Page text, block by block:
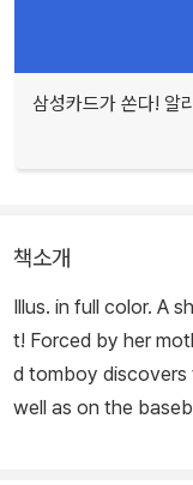
삼성카드가 쏜다! 알
책소개
Illus. in full color. A
t! Forced by her
d tomboy discovers
well as on the